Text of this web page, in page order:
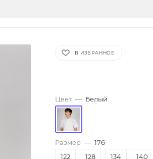
В ИЗБРАННОЕ
Цвет — Белый
Размер — 176
122
128 134 140